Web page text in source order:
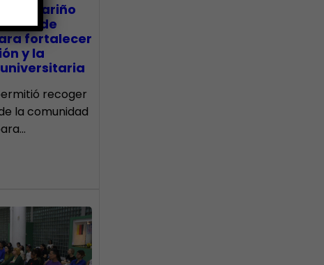
Mariño
de
fortalecer
y la
recoger
la comunidad